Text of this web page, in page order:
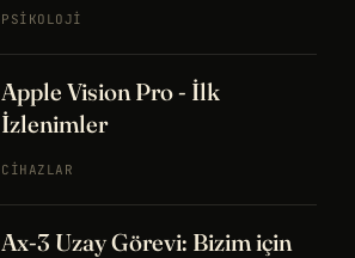
PSIKOLOJI
Apple Vision Pro - İlk
İzlenimler
CIHAZLAR
Ax-3 Uzay Görevi: Bizim için